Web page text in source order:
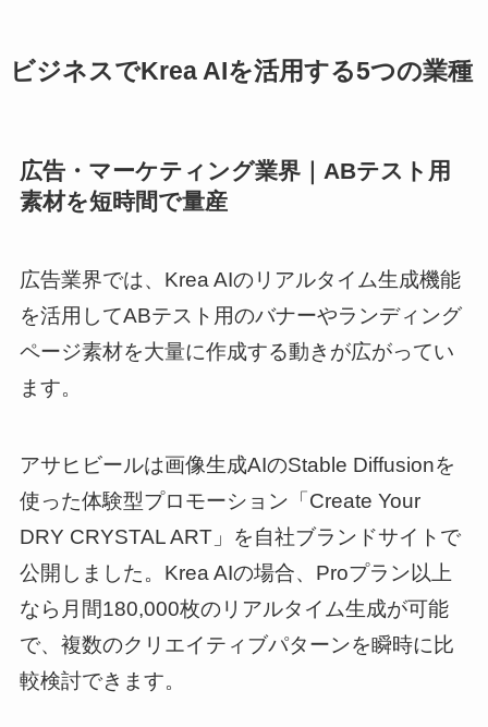
ビジネスでKrea AIを活用する5つの業種
広告・マーケティング業界｜ABテスト用
素材を短時間で量産
広告業界では、Krea AIのリアルタイム生成機能
を活用してABテスト用のバナーやランディング
ページ素材を大量に作成する動きが広がってい
ます。
アサヒビールは画像生成AIのStable Diffusionを
使った体験型プロモーション「Create Your
DRY CRYSTAL ART」を自社ブランドサイトで
公開しました。Krea AIの場合、Proプラン以上
なら月間180,000枚のリアルタイム生成が可能
で、複数のクリエイティブパターンを瞬時に比
較検討できます。